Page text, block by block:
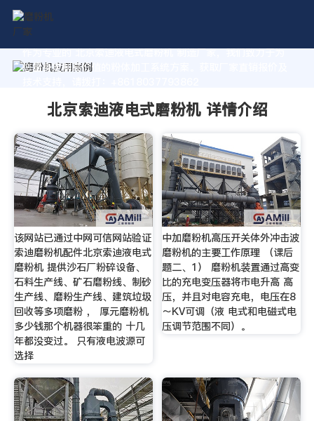
作为专业的 北京索迪液电式磨粉机 制造厂家，我们致力于为
您量身定制高价值的粉体加工系统方案。获取厂家直销报价及
北京索迪液电式磨粉机 详情介绍
该网站已通过中网可信网站验证
索迪磨粉机配件北京索迪液电式
磨粉机 提供沙石厂粉碎设备、
石料生产线、矿石磨粉线、制砂
生产线、磨粉生产线、建筑垃圾
回收等多项磨粉 ， 厚元磨粉机
多少钱那个机器很笨重的 十几
年都没变过。 只有液电波源可
选择
中加磨粉机高压开关体外冲击波
磨粉机的主要工作原理 （课后
题二、1） 磨粉机装置通过高变
比的充电变压器将市电升高 高
压，并且对电容充电，电压在8
～KV可调（液 电式和电磁式电
压调节范围不同）。